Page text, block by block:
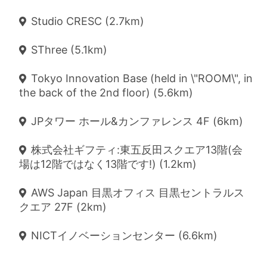
Studio CRESC (2.7km)
SThree (5.1km)
Tokyo Innovation Base (held in \"ROOM\", in
the back of the 2nd floor) (5.6km)
JPタワー ホール&カンファレンス 4F (6km)
株式会社ギフティ:東五反田スクエア13階(会
場は12階ではなく13階です!) (1.2km)
AWS Japan 目黒オフィス 目黒セントラルス
クエア 27F (2km)
NICTイノベーションセンター (6.6km)